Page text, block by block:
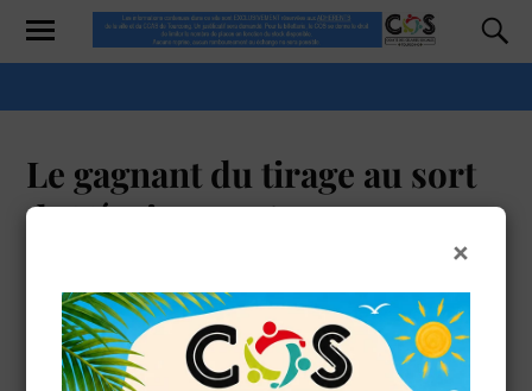
Le gagnant du tirage au sort
de Février 2026
DFERMONT 9 FÉVRIER 2026
×